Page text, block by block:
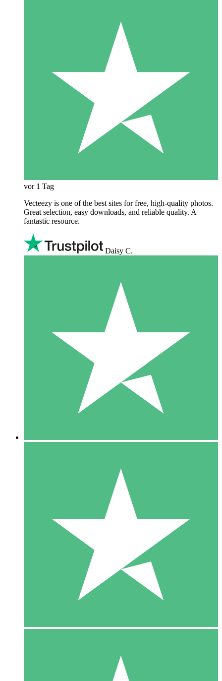
vor 1 Tag
Vecteezy is one of the best sites for free, high‑quality photos.
Great selection, easy downloads, and reliable quality. A
fantastic resource.
Daisy C.